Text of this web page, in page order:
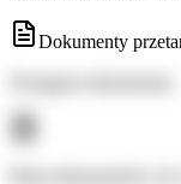
Dokumenty